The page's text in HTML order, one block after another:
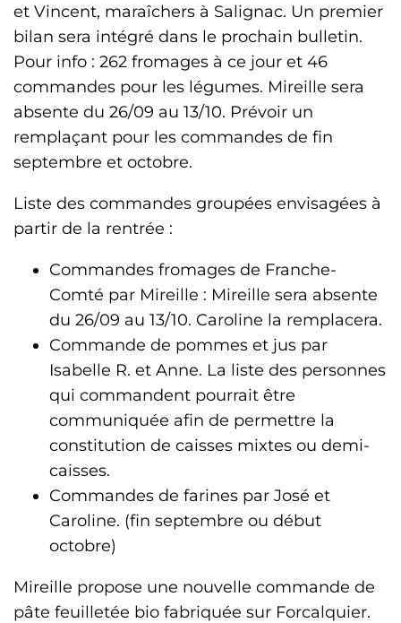
et Vincent, maraîchers à Salignac. Un premier
bilan sera intégré dans le prochain bulletin.
Pour info : 262 fromages à ce jour et 46
commandes pour les légumes. Mireille sera
absente du 26/09 au 13/10. Prévoir un
remplaçant pour les commandes de fin
septembre et octobre.
Liste des commandes groupées envisagées à
partir de la rentrée :
Commandes fromages de Franche-
Comté par Mireille : Mireille sera absente
du 26/09 au 13/10. Caroline la remplacera.
Commande de pommes et jus par
Isabelle R. et Anne. La liste des personnes
qui commandent pourrait être
communiquée afin de permettre la
constitution de caisses mixtes ou demi-
caisses.
Commandes de farines par José et
Caroline. (fin septembre ou début
octobre)
Mireille propose une nouvelle commande de
pâte feuilletée bio fabriquée sur Forcalquier.